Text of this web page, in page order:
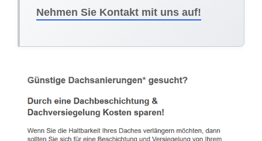
Nehmen Sie Kontakt mit uns auf!